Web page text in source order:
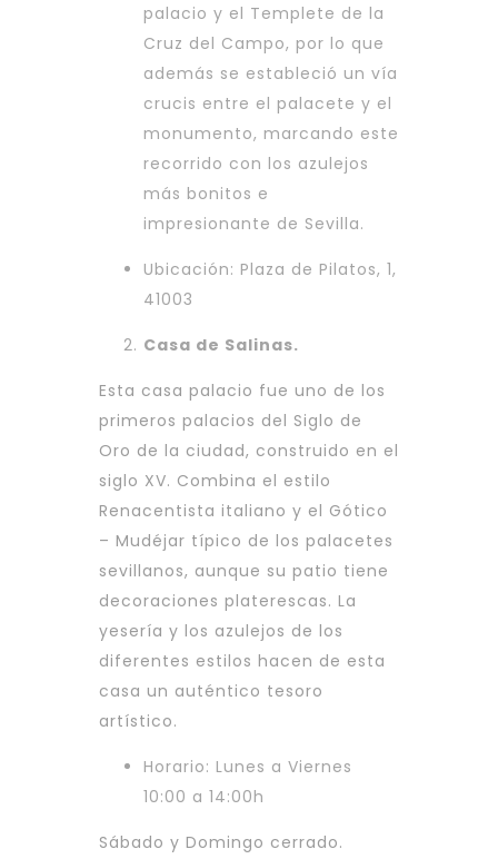
palacio y el Templete de la
Cruz del Campo, por lo que
además se estableció un vía
crucis entre el palacete y el
monumento, marcando este
recorrido con los azulejos
más bonitos e
impresionante de Sevilla.
Ubicación: Plaza de Pilatos, 1,
41003
Casa de Salinas.
Esta casa palacio fue uno de los
primeros palacios del Siglo de
Oro de la ciudad, construido en el
siglo XV. Combina el estilo
Renacentista italiano y el Gótico
– Mudéjar típico de los palacetes
sevillanos, aunque su patio tiene
decoraciones platerescas. La
yesería y los azulejos de los
diferentes estilos hacen de esta
casa un auténtico tesoro
artístico.
Horario: Lunes a Viernes
10:00 a 14:00h
Sábado y Domingo cerrado.